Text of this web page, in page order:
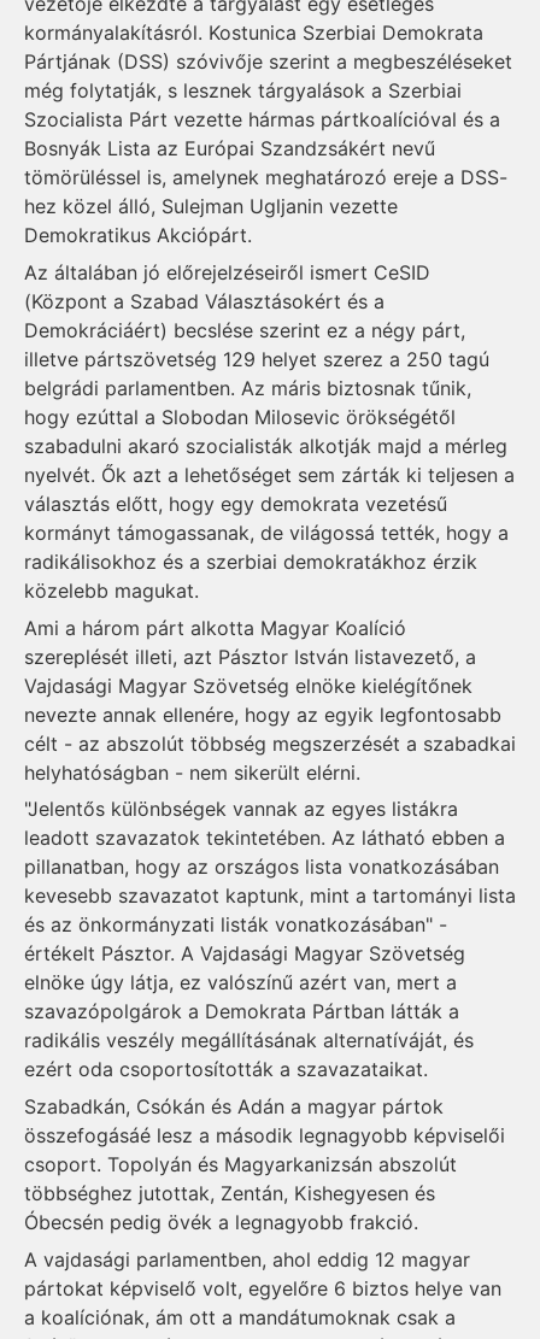
kormányalakításról. Kostunica Szerbiai Demokrata
Pártjának (DSS) szóvivője szerint a megbeszéléseket
még folytatják, s lesznek tárgyalások a Szerbiai
Szocialista Párt vezette hármas pártkoalícióval és a
Bosnyák Lista az Európai Szandzsákért nevű
tömörüléssel is, amelynek meghatározó ereje a DSS-
hez közel álló, Sulejman Ugljanin vezette
Demokratikus Akciópárt.
Az általában jó előrejelzéseiről ismert CeSID
(Központ a Szabad Választásokért és a
Demokráciáért) becslése szerint ez a négy párt,
illetve pártszövetség 129 helyet szerez a 250 tagú
belgrádi parlamentben. Az máris biztosnak tűnik,
hogy ezúttal a Slobodan Milosevic örökségétől
szabadulni akaró szocialisták alkotják majd a mérleg
nyelvét. Ők azt a lehetőséget sem zárták ki teljesen a
választás előtt, hogy egy demokrata vezetésű
kormányt támogassanak, de világossá tették, hogy a
radikálisokhoz és a szerbiai demokratákhoz érzik
közelebb magukat.
Ami a három párt alkotta Magyar Koalíció
szereplését illeti, azt Pásztor István listavezető, a
Vajdasági Magyar Szövetség elnöke kielégítőnek
nevezte annak ellenére, hogy az egyik legfontosabb
célt - az abszolút többség megszerzését a szabadkai
helyhatóságban - nem sikerült elérni.
"Jelentős különbségek vannak az egyes listákra
leadott szavazatok tekintetében. Az látható ebben a
pillanatban, hogy az országos lista vonatkozásában
kevesebb szavazatot kaptunk, mint a tartományi lista
és az önkormányzati listák vonatkozásában" -
értékelt Pásztor. A Vajdasági Magyar Szövetség
elnöke úgy látja, ez valószínű azért van, mert a
szavazópolgárok a Demokrata Pártban látták a
radikális veszély megállításának alternatíváját, és
ezért oda csoportosították a szavazataikat.
Szabadkán, Csókán és Adán a magyar pártok
összefogásáé lesz a második legnagyobb képviselői
csoport. Topolyán és Magyarkanizsán abszolút
többséghez jutottak, Zentán, Kishegyesen és
Óbecsén pedig övék a legnagyobb frakció.
A vajdasági parlamentben, ahol eddig 12 magyar
pártokat képviselő volt, egyelőre 6 biztos helye van
a koalíciónak, ám ott a mandátumoknak csak a